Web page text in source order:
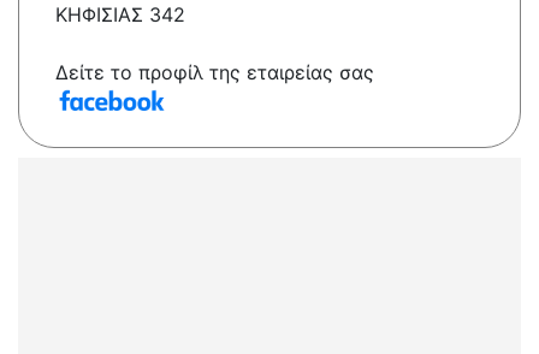
ΚΗΦΙΣΙΑΣ 342
Δείτε το προφίλ της εταιρείας σας